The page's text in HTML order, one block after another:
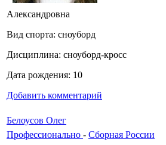
Александровна
Вид спорта: сноуборд
Дисциплина: сноуборд-кросс
Дата рождения: 10
Добавить комментарий
Белоусов Олег
Профессионально - Сборная России